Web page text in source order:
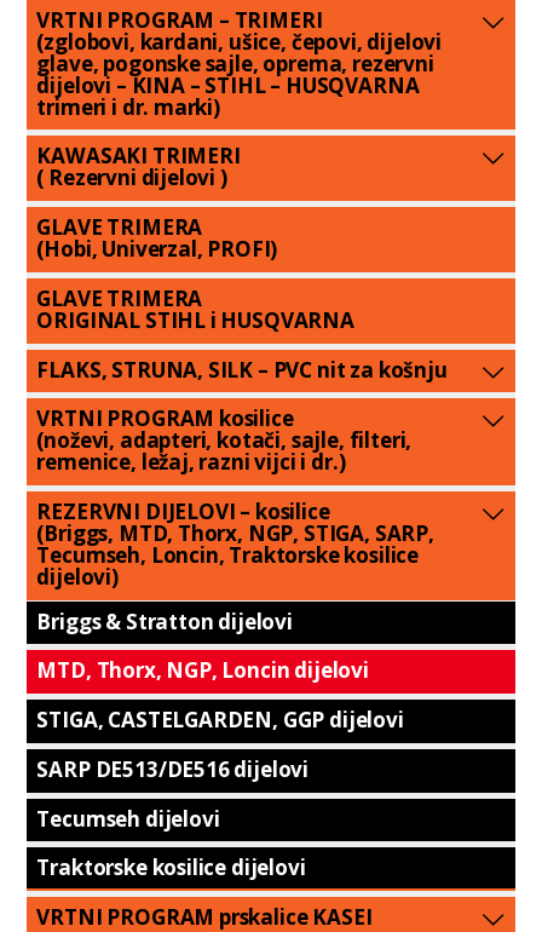
VRTNI PROGRAM – TRIMERI
(zglobovi, kardani, ušice, čepovi, dijelovi
glave, pogonske sajle, oprema, rezervni
dijelovi – KINA – STIHL – HUSQVARNA
trimeri i dr. marki)
KAWASAKI TRIMERI
( Rezervni dijelovi )
GLAVE TRIMERA
(Hobi, Univerzal, PROFI)
GLAVE TRIMERA
ORIGINAL STIHL i HUSQVARNA
FLAKS, STRUNA, SILK – PVC nit za košnju
VRTNI PROGRAM kosilice
(noževi, adapteri, kotači, sajle, filteri,
remenice, ležaj, razni vijci i dr.)
REZERVNI DIJELOVI – kosilice
(Briggs, MTD, Thorx, NGP, STIGA, SARP,
Tecumseh, Loncin, Traktorske kosilice
dijelovi)
Briggs & Stratton dijelovi
MTD, Thorx, NGP, Loncin dijelovi
STIGA, CASTELGARDEN, GGP dijelovi
SARP DE513/DE516 dijelovi
Tecumseh dijelovi
Traktorske kosilice dijelovi
VRTNI PROGRAM prskalice KASEI